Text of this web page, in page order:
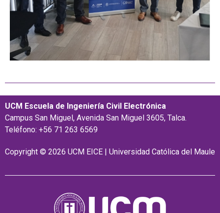
UCM Escuela de Ingeniería Civil Electrónica
Campus San Miguel, Avenida San Miguel 3605, Talca.
Teléfono: +56 71 263 6569
Copyright © 2026 UCM EICE | Universidad Católica del Maule